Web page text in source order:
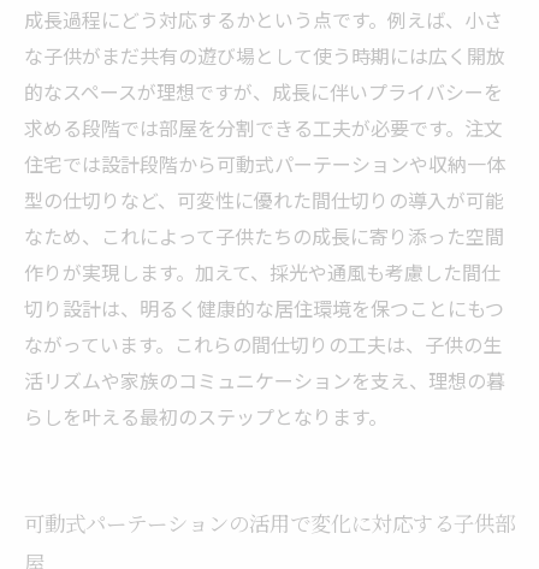
成長過程にどう対応するかという点です。例えば、小さ
な子供がまだ共有の遊び場として使う時期には広く開放
的なスペースが理想ですが、成長に伴いプライバシーを
求める段階では部屋を分割できる工夫が必要です。注文
住宅では設計段階から可動式パーテーションや収納一体
型の仕切りなど、可変性に優れた間仕切りの導入が可能
なため、これによって子供たちの成長に寄り添った空間
作りが実現します。加えて、採光や通風も考慮した間仕
切り設計は、明るく健康的な居住環境を保つことにもつ
ながっています。これらの間仕切りの工夫は、子供の生
活リズムや家族のコミュニケーションを支え、理想の暮
らしを叶える最初のステップとなります。
可動式パーテーションの活用で変化に対応する子供部